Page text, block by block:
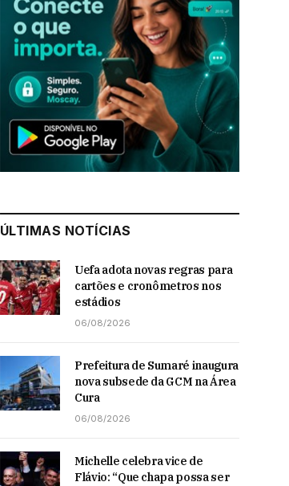
ÚLTIMAS NOTÍCIAS
Uefa adota novas regras para
cartões e cronômetros nos
estádios
06/08/2026
Prefeitura de Sumaré inaugura
nova subsede da GCM na Área
Cura
06/08/2026
Michelle celebra vice de
Flávio: “Que chapa possa ser